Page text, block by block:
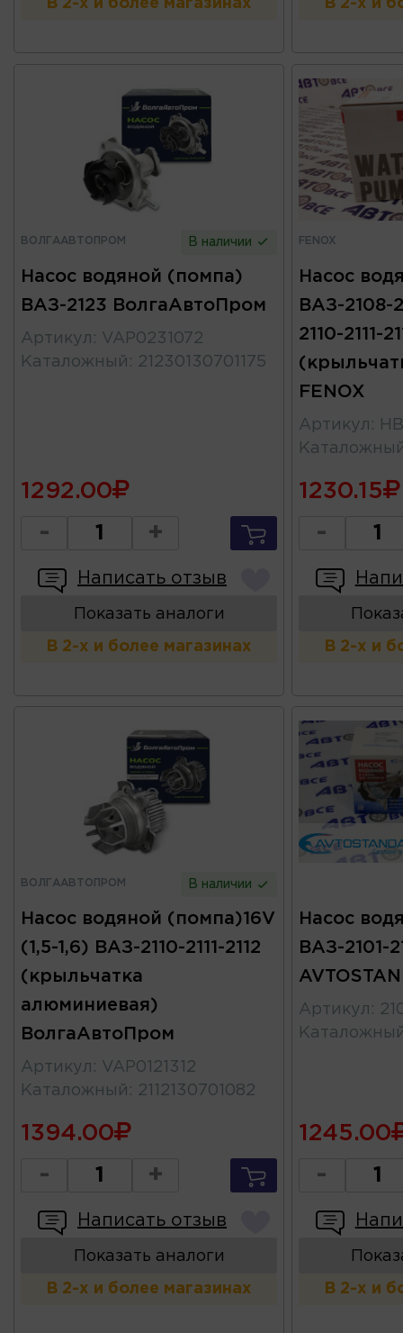
В 2-х и более магазинах В 2-х и
ВОЛГААВТОПРОМ В наличии
Насос водяной (помпа)
ВАЗ-2123 ВолгаАвтоПром
Артикул : VAP0231072
Каталожный : 21230130701175
1292.00
- +
Написать отзыв
Показать аналоги
В 2-х и более магазинах
FENOX
Насос
ВАЗ-2108-
2110-2111-
FENOX
Артикул :
1230.15
-
В 2-х и
ВОЛГААВТОПРОМ В наличии
Насос водяной (помпа)16V
(1,5-1,6) ВАЗ-2110-2111-2112
(крыльчатка
алюминиевая)
ВолгаАвтоПром
Артикул : VAP0121312
Каталожный : 2112130701082
1394.00
- +
Написать отзыв
Показать аналоги
В 2-х и более магазинах
Насос
ВАЗ-2101-
Артикул :
1245.00
-
В 2-х и